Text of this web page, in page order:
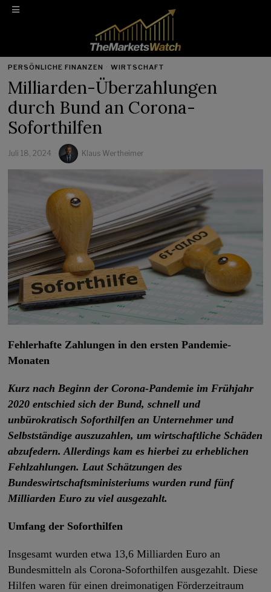
PERSÖNLICHE FINANZEN · WIRTSCHAFT
Milliarden-Überzahlungen
durch Bund an Corona-
Soforthilfen
Juli 18, 2024 Klaus Wertheimer
Fehlerhafte Zahlungen in den ersten Pandemie-
Monaten
Kurz nach Beginn der Corona-Pandemie im Frühjahr
2020 entschied sich der Bund, schnell und
unbürokratisch Soforthilfen an Unternehmer und
Selbstständige auszuzahlen, um wirtschaftliche Schäden
abzufedern. Allerdings kam es hierbei zu erheblichen
Fehlzahlungen. Laut Schätzungen des
Bundeswirtschaftsministeriums wurden rund fünf
Milliarden Euro zu viel ausgezahlt.
Umfang der Soforthilfen
Insgesamt wurden etwa 13,6 Milliarden Euro an
Bundesmitteln als Corona-Soforthilfen ausgezahlt. Diese
Hilfen waren für einen dreimonatigen Förderzeitraum